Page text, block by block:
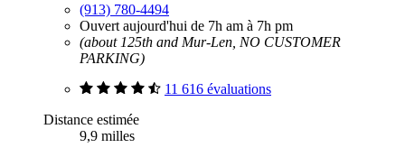
(913) 780-4494
Ouvert aujourd'hui de 7h am à 7h pm
(about 125th and Mur-Len, NO CUSTOMER
PARKING)
11 616 évaluations
Distance estimée
9,9 milles